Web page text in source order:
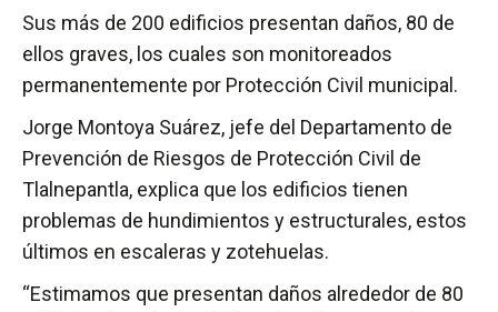
Sus más de 200 edificios presentan daños, 80 de
ellos graves, los cuales son monitoreados
permanentemente por Protección Civil municipal.
Jorge Montoya Suárez, jefe del Departamento de
Prevención de Riesgos de Protección Civil de
Tlalnepantla, explica que los edificios tienen
problemas de hundimientos y estructurales, estos
últimos en escaleras y zotehuelas.
“Estimamos que presentan daños alrededor de 80